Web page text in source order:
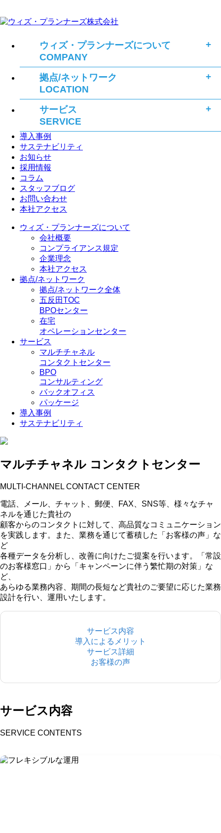
ウィズ・プランナーズについて
COMPANY
拠点/ネットワーク
LOCATION
サービス
SERVICE
導入事例
サステナビリティ
お知らせ
採用情報
コラム
スタッフブログ
お問い合わせ
本社アクセス
ウィズ・プランナーズについて
会社概要
コンプライアンス規定
企業理念
本社アクセス
拠点/ネットワーク
拠点/ネットワーク全体
五反田TOC
BPOセンター
在宅
オペレーションセンター
サービス
マルチチャネル
コンタクトセンター
BPO
コンサルティング
バックオフィス
パッケージ
導入事例
サステナビリティ
マルチチャネル コンタクトセンター
MULTI-CHANNEL CONTACT CENTER
電話、メール、チャット、郵便、FAX、SNS等、様々なチャ
ネルを通じた貴社の
顧客からのコンタクトに対して、高品質なコミュニケーション
を実践します。また、業務を通じて蓄積した「お客様の声」な
ど
各種データを分析し、改善に向けたご提案を行います。「常設
のお客様窓口」から「キャンペーンに伴う繁忙期の対策」な
ど、
あらゆる業務内容、期間の長短など貴社のご要望に応じた業務
設計を行い、運用いたします。
サービス内容
導入によるメリット
サービス詳細
お客様の声
サービス内容
SERVICE CONTENTS